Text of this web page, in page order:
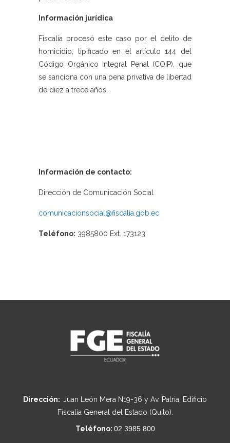
Información jurídica
Fiscalía procesó este caso por el delito de
homicidio, tipificado en el artículo 144 del
Código Orgánico Integral Penal (COIP), que
se sanciona con una pena privativa de libertad
de diez a trece años.
Información de contacto:
Dirección de Comunicación Social
comunicacionsocial@fiscalia.gob.ec
Teléfono: 3985800 Ext. 173123
Dirección: Juan León Mera N19-36 y Av. Patria, Edificio
Fiscalía General del Estado (Quito).
Teléfono: 02 3985 800